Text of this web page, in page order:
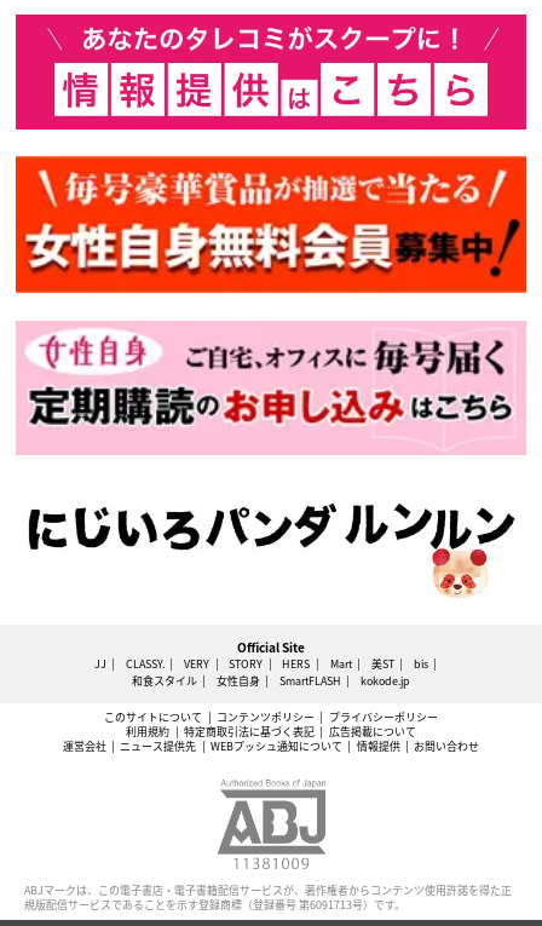
Official Site
JJ CLASSY. VERY STORY HERS Mart 美ST
bis
和食スタイル
女性自身 SmartFLASH kokode.jp
このサイトについて コンテンツポリシー
プライバシーポリシー
利用規約
特定商取引法に基づく表記
広告掲載について
運営会社
ニュース提供先 WEBプッシュ通知について 情報提供 お問い合わせ
ABJマークは、この電子書店・電子書籍配信サービスが、著作権者からコンテンツ使用許諾を得た正
規版配信サービスであることを示す登録商標（登録番号 第6091713号）です。